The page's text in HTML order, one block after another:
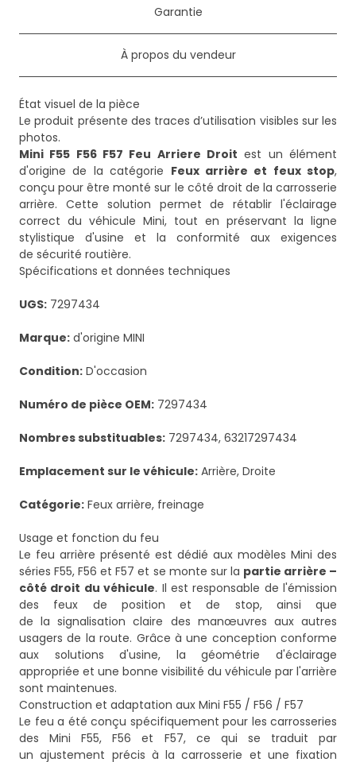
Garantie
À propos du vendeur
État visuel de la pièce
Le produit présente des traces d’utilisation visibles sur les
Mini F55 F56 F57 Feu Arriere Droit est un élément
d'origine de la catégorie Feux arrière et feux stop,
conçu pour être monté sur le côté droit de la carrosserie
arrière. Cette solution permet de rétablir l'éclairage
correct du véhicule Mini, tout en préservant la ligne
stylistique d'usine et la conformité aux exigences
de sécurité routière.
Spécifications et données techniques
UGS: 7297434
Marque: d'origine MINI
Condition: D'occasion
Numéro de pièce OEM: 7297434
Nombres substituables: 7297434, 63217297434
Emplacement sur le véhicule: Arrière, Droite
Catégorie: Feux arrière, freinage
Usage et fonction du feu
Le feu arrière présenté est dédié aux modèles Mini des
séries F55, F56 et F57 et se monte sur la partie arrière –
côté droit du véhicule. Il est responsable de l'émission
des feux de position et de stop, ainsi que
de la signalisation claire des manœuvres aux autres
usagers de la route. Grâce à une conception conforme
aux solutions d'usine, la géométrie d'éclairage
appropriée et une bonne visibilité du véhicule par l'arrière
sont maintenues.
Construction et adaptation aux Mini F55 / F56 / F57
Le feu a été conçu spécifiquement pour les carrosseries
des Mini F55, F56 et F57, ce qui se traduit par
un ajustement précis à la carrosserie et une fixation